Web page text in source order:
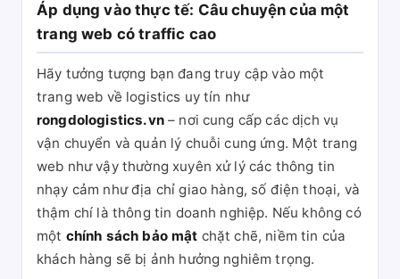
Áp dụng vào thực tế: Câu chuyện của một
trang web có traffic cao
Hãy tưởng tượng bạn đang truy cập vào một
trang web về logistics uy tín như
rongdologistics.vn– nơi cung cấp các dịch vụ
vận chuyển và quản lý chuỗi cung ứng. Một trang
web như vậy thường xuyên xử lý các thông tin
nhạy cảm như địa chỉ giao hàng, số điện thoại, và
thậm chí là thông tin doanh nghiệp. Nếu không có
một chính sách bảo mật chặt chẽ, niềm tin của
khách hàng sẽ bị ảnh hưởng nghiêm trọng.